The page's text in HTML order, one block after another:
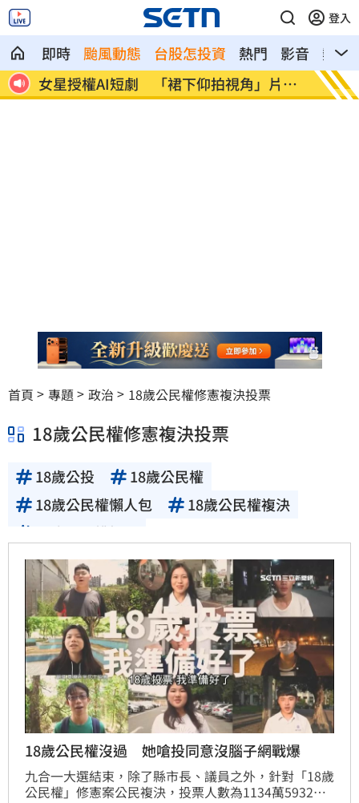
登入
即時 颱風動態 台股怎投資 熱門 影音
熱搜
挨
防代刀！衛福部祭新規：醫材商嚴禁碰病
人
外資
」
首頁 專題 政治 18歲公民權修憲複決投票
18歲公民權修憲複決投票
18歲公投
18歲公民權
18歲公民權懶人包
18歲公民權複決
18歲公民權投票
18歲公民權沒過 她嗆投同意沒腦子網戰爆
九合一大選結束，除了縣市長、議員之外，針對「18歲
公民權」修憲案公民複決，投票人數為1134萬5932